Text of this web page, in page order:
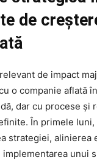
de
de impact
o companie aflată
dar cu procese și
În primele
strategiei, alinierea
unui